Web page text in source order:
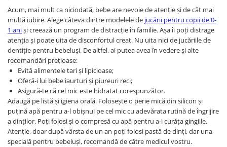
Acum, mai mult ca niciodată, bebe are nevoie de atenție și de cât mai
multă iubire. Alege câteva dintre modelele de jucării pentru copii de 0-
1 aniși creează un program de distracție în familie. Așa îi poți distrage
atenția și poate uita de disconfortul creat. Nu uita nici de jucăriile de
dentiție pentru bebeluși. De altfel, ai putea avea în vedere și alte
recomandări prețioase:
Evită alimentele tari și lipicioase;
Oferă-i lui bebe iaurturi și piureuri reci;
Asigură-te că cel mic este hidratat corespunzător.
Adaugă pe listă și igiena orală. Folosește o perie mică din silicon și
puțină apă pentru a-l obișnui pe cel mic cu adevărata rutină de îngrijire
a dinților. Poți folosi și o compresă cu apă pentru a-i curăța gingiile.
Atenție, doar după vârsta de un an poți folosi pastă de dinți, dar una
specială pentru bebeluși, recomandă de către medicul vostru.